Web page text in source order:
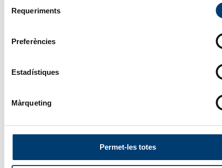
Requeriments
Preferències
Estadístiques
Màrqueting
Permet-les totes
AD500 ANDORRA
Identificació i
representant
Mallafrè
e-mail: